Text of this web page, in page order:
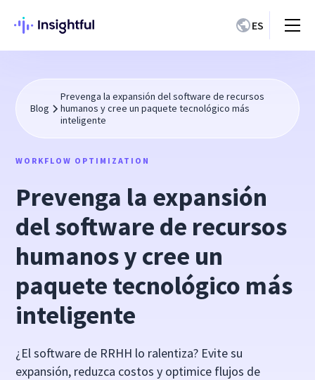
ES
Blog
Prevenga la expansión del software de recursos
humanos y cree un paquete tecnológico más
inteligente
WORKFLOW OPTIMIZATION
Prevenga la expansión
del software de recursos
humanos y cree un
paquete tecnológico más
inteligente
¿El software de RRHH lo ralentiza? Evite su
expansión, reduzca costos y optimice flujos de